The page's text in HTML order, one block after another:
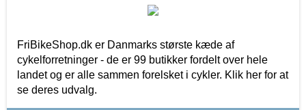
FriBikeShop.dk er Danmarks største kæde af
cykelforretninger - de er 99 butikker fordelt over hele
landet og er alle sammen forelsket i cykler. Klik her for at
se deres udvalg.